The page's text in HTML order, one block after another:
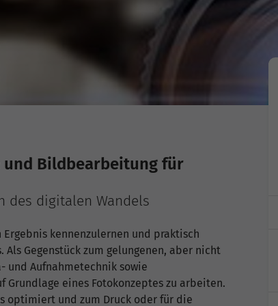
und Bildbearbeitung für
des digitalen Wandels
kennenzulernen und praktisch
Gegenstück zum gelungenen, aber nicht
und Aufnahmetechnik sowie
eines Fotokonzeptes zu arbeiten.
optimiert und zum Druck oder für die